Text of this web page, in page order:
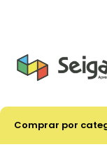
Comprar por